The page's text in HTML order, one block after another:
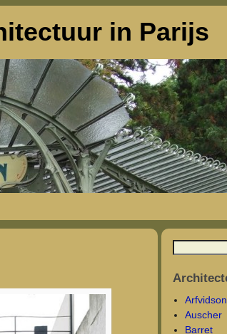
in Parijs
Arfvidson
Auscher
Barret